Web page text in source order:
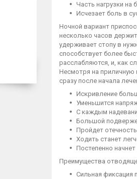
Часть нагрузки на
Исчезает боль в
Ночной вариант
несколько часов
удерживает стопу в
способствует более
расслабляются, и, как
Несмотря на приличную
сразу после начала
Искривление
Уменьшится
С каждым
Большой
Пройдет
Ходить станет
Постепенно
Преимущества
Сильная фиксация